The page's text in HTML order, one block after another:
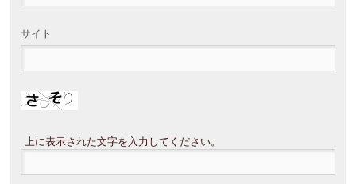
サイト
上に表示された文字を入力してください。